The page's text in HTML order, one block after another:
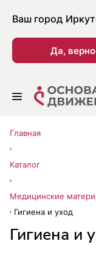
Ваш город
Да, верно
Главная
Каталог
Медицинские
Гигиена и уход
Гигиена и